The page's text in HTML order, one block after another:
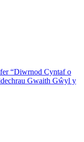
“Diwrnod Cyntaf o
Gwaith Gŵyl y